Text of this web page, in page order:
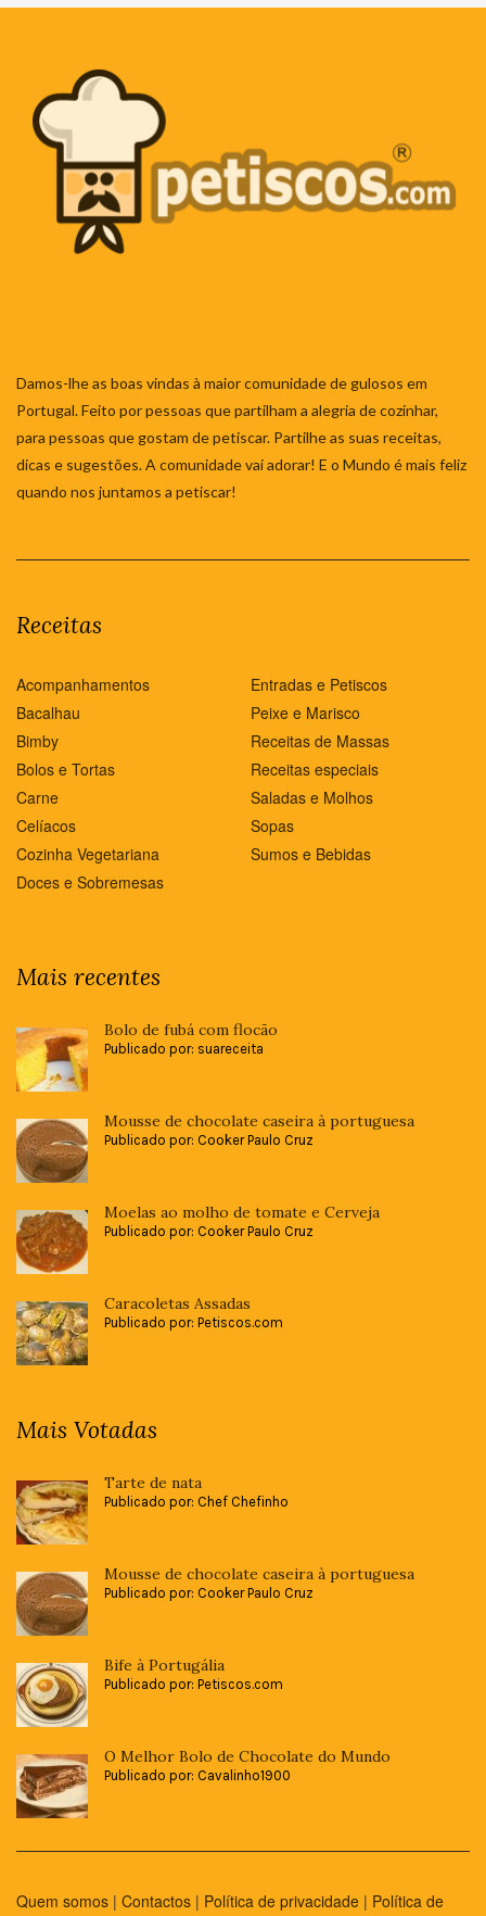
Damos-lhe as boas vindas à maior comunidade de gulosos em
Portugal. Feito por pessoas que partilham a alegria de cozinhar,
para pessoas que gostam de petiscar. Partilhe as suas receitas,
dicas e sugestões. A comunidade vai adorar! E o Mundo é mais feliz
quando nos juntamos a petiscar!
Receitas
Acompanhamentos
Bacalhau
Bimby
Bolos e Tortas
Carne
Celíacos
Cozinha Vegetariana
Doces e Sobremesas
Entradas e Petiscos
Peixe e Marisco
Receitas de Massas
Receitas especiais
Saladas e Molhos
Sopas
Sumos e Bebidas
Mais recentes
Bolo de fubá com flocão
Publicado por: suareceita
Mousse de chocolate caseira à portuguesa
Publicado por: Cooker Paulo Cruz
Moelas ao molho de tomate e Cerveja
Publicado por: Cooker Paulo Cruz
Caracoletas Assadas
Publicado por: Petiscos.com
Mais Votadas
Tarte de nata
Publicado por: Chef Chefinho
Mousse de chocolate caseira à portuguesa
Publicado por: Cooker Paulo Cruz
Bife à Portugália
Publicado por: Petiscos.com
O Melhor Bolo de Chocolate do Mundo
Publicado por: Cavalinho1900
Quem somos | Contactos | Política de privacidade | Política de